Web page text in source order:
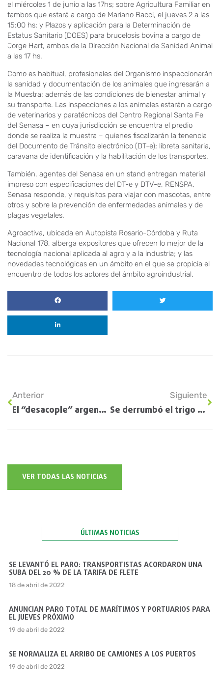
el miércoles 1 de junio a las 17hs; sobre Agricultura Familiar en
tambos que estará a cargo de Mariano Bacci, el jueves 2 a las
15:00 hs; y Plazos y aplicación para la Determinación de
Estatus Sanitario (DOES) para brucelosis bovina a cargo de
Jorge Hart, ambos de la Dirección Nacional de Sanidad Animal
a las 17 hs.
Como es habitual, profesionales del Organismo inspeccionarán
la sanidad y documentación de los animales que ingresarán a
la Muestra; además de las condiciones de bienestar animal y
su transporte. Las inspecciones a los animales estarán a cargo
de veterinarios y paratécnicos del Centro Regional Santa Fe
del Senasa – en cuya jurisdicción se encuentra el predio
donde se realiza la muestra – quienes fiscalizarán la tenencia
del Documento de Tránsito electrónico (DT-e); libreta sanitaria,
caravana de identificación y la habilitación de los transportes.
También, agentes del Senasa en un stand entregan material
impreso con especificaciones del DT-e y DTV-e, RENSPA,
Senasa responde, y requisitos para viajar con mascotas, entre
otros y sobre la prevención de enfermedades animales y de
plagas vegetales.
Agroactiva, ubicada en Autopista Rosario-Córdoba y Ruta
Nacional 178, alberga expositores que ofrecen lo mejor de la
tecnología nacional aplicada al agro y a la industria; y las
novedades tecnológicas en un ámbito en el que se propicia el
encuentro de todos los actores del ámbito agroindustrial.
Anterior
El “desacople” argentino: Brasil importa trigo a precio internacional, pero el pan sube mucho menos
Siguiente
Se derrumbó el trigo y arrastró a la soja y al maíz
VER TODAS LAS NOTICIAS
ÚLTIMAS NOTICIAS
SE LEVANTÓ EL PARO: TRANSPORTISTAS ACORDARON UNA
SUBA DEL 20 % DE LA TARIFA DE FLETE
18 de abril de 2022
ANUNCIAN PARO TOTAL DE MARÍTIMOS Y PORTUARIOS PARA
EL JUEVES PRÓXIMO
19 de abril de 2022
SE NORMALIZA EL ARRIBO DE CAMIONES A LOS PUERTOS
19 de abril de 2022